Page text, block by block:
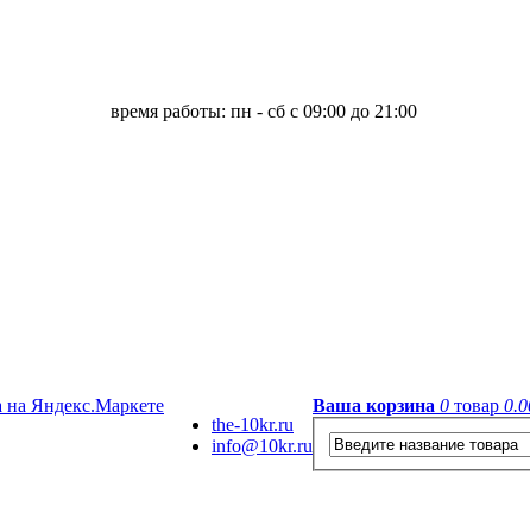
время работы: пн - сб с 09:00 до 21:00
the-10kr.ru
info@10kr.ru
Ваша корзина 0 товар